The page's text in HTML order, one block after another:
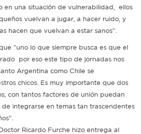
en una situación de vulnerabilidad, ellos
vuelvan a jugar, a hacer ruido, y
hacen que vuelvan a estar sanos".
"uno lo que siempre busca es que el
por eso este tipo de jornadas nos
Argentina como Chile se
chicos. Es muy importante que dos
con tantos factores de unión puedan
integrarse en temas tan trascendentes
Ricardo Furche hizo entrega al